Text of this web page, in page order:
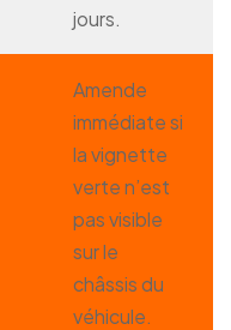
jours.
Amende
immédiate si
la vignette
verte n’est
pas visible
sur le
châssis du
véhicule.